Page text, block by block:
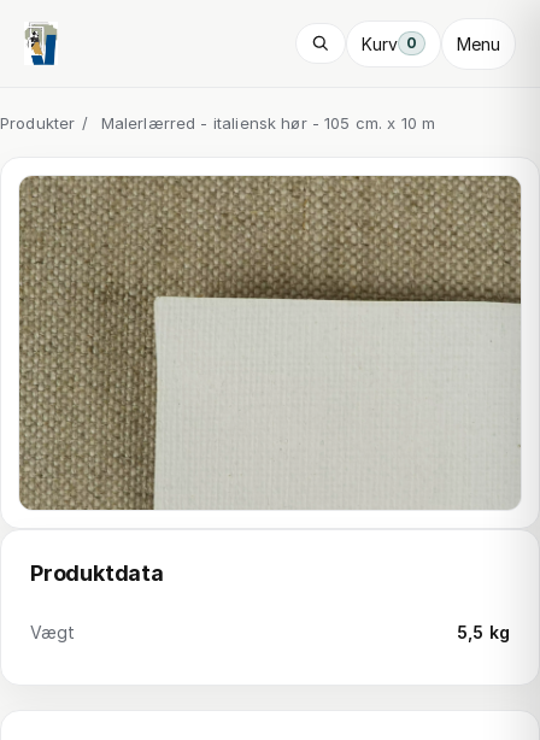
Kurv 0 Menu
Produkter / Malerlærred - italiensk hør - 105 cm. x 10 m
Produktdata
Vægt 5,5 kg